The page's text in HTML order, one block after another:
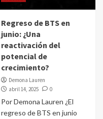
Regreso de BTS en
junio: ¿Una
reactivación del
potencial de
crecimiento?
Demona Lauren
abril 14, 2025
0
Por Demona Lauren ¿El
regreso de BTS en junio